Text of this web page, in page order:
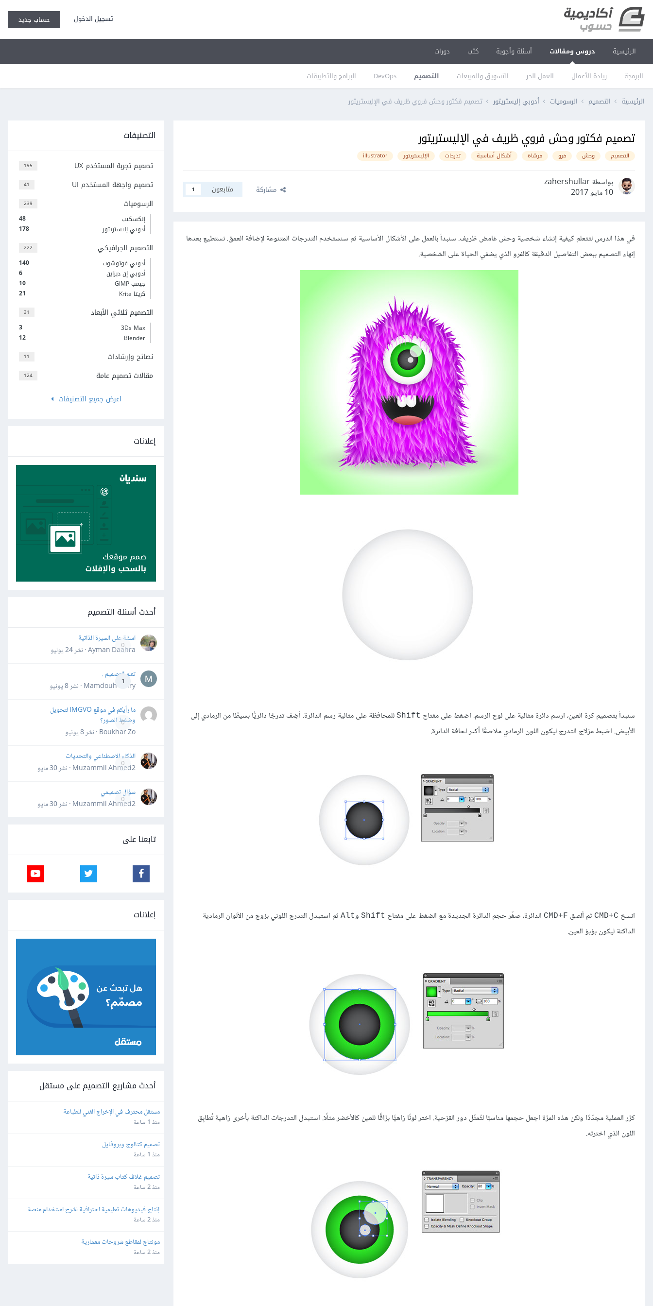
تسجيل الدخول حساب جديد
الرئيسية دروس ومقالات
البرمجة ريادة الأعمال العمل الحر التسويق والمبيعات التصميم DevOps البرامج والتطبيقات
أسئلة وأجوبة كتب دورات
الرئيسية التصميم الرسوميات أدوبي إليستريتور تصميم فكتور وحش فروي ظريف في الإليستريتور
تصميم فكتور وحش فروي ظريف في الإليستريتور
التصميم وحش فرو فرشاة أشكال أساسية تدرجات الإليستريتور illustrator
بواسطة zahershullar
10 مايو 2017
مشاركة متابعون 1
في هذا الدرس لتتعلم كيفية إنشاء شخصية وحش غامض ظريف. سنبدأ بالعمل على الأشكال الأساسية ثم سنستخدم التدرجات المتنوعة لإضافة العمق. نستطيع بعدها
إنهاء التصميم ببعض التفاصيل الدقيقة كالفرو الذي يضفي الحياة على الشخصية.
سنبدأ بتصميم كرة العين، ارسم دائرة مثالية على لوح الرسم. اضغط على مفتاح Shift للمحافظة على مثالية رسم الدائرة. أضِف تدرجًا دائريًّا بسيطًا من الرمادي إلى
الأبيض. اضبط مزلاج التدرج ليكون اللون الرمادي ملاصقًا أكثر لحافة الدائرة.
انسخ CMD+C ثم ألصق CMD+F الدائرة، صغّر حجم الدائرة الجديدة مع الضغط على مفتاح Shift وAlt ثم استبدل التدرج اللوني بزوج من الألوان الرمادية
الداكنة ليكون بؤبؤ العين.
كرّر العملية مجدّدًا ولكن هذه المرّة اجعل حجمها مناسبًا لتُمثّل دور القزحية. اختر لونًا زاهيًّا برّاقًا للعين كالأخضر مثلًا. استبدل التدرجات الداكنة بأخرى زاهية تُطابِق
اللون الذي اخترته.
التصنيفات
195 تصميم تجربة المستخدم UX
41 تصميم واجهة المستخدم UI
239 الرسوميات
48
إنكسكيب
178
أدوبي إليستريتور
222 التصميم الجرافيكي
140
أدوبي فوتوشوب
6
أدوبي إن ديزاين
10
جيمب GIMP
21
كريتا Krita
31 التصميم ثلاثي الأبعاد
3
3Ds Max
12
Blender
11 نصائح وإرشادات
124
مقالات تصميم عامة
اعرض جميع التصنيفات
إعلانات
أحدث أسئلة التصميم
0
اسئلة على السيرة الذاتية
Ayman Daahra · نشر
24 يوليو
1
تعلم التصميم .
Mamdouh Khiry · نشر
8 يونيو
0
ما رأيكم في موقع IMGVO لتحويل
وضغط الصور؟
Boukhar Zo · نشر
8 يونيو
0
الذكاء الاصطناعي والتحديات
Muzammil Ahmed2 · نشر
30 مايو
0
سؤال تصميمي
Muzammil Ahmed2 · نشر
30 مايو
تابعنا على
إعلانات
أحدث مشاريع التصميم على مستقل
مستقل محترف في الإخراج الفني للطباعة
منذ 1 ساعة
تصميم كتالوج وبروفايل
منذ 1 ساعة
تصميم غلاف كتاب سيرة ذاتية
منذ 2 ساعة
إلكترونية (Screen Recording Tutorial)
منذ 2 ساعة
مونتاج لمقاطع شروحات معمارية
منذ 2 ساعة